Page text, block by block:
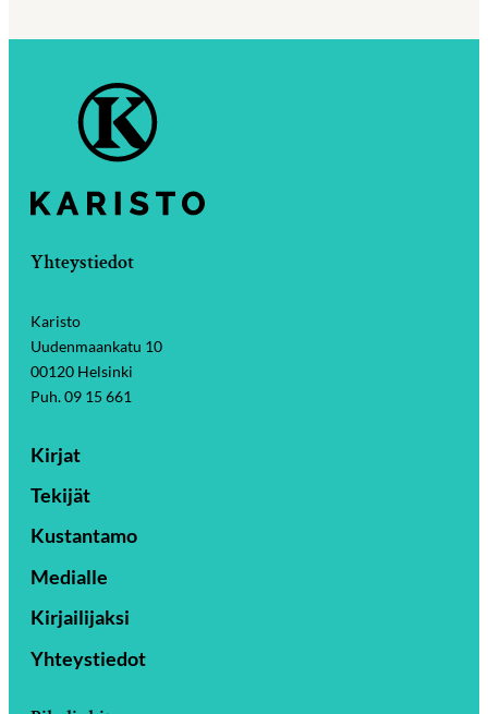
Yhteystiedot
Karisto
Uudenmaankatu 10
00120 Helsinki
Puh. 09 15 661
Kirjat
Tekijät
Kustantamo
Medialle
Kirjailijaksi
Yhteystiedot